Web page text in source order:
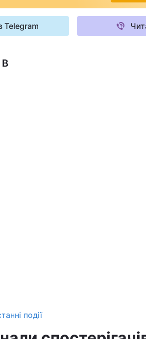
Telegram
події